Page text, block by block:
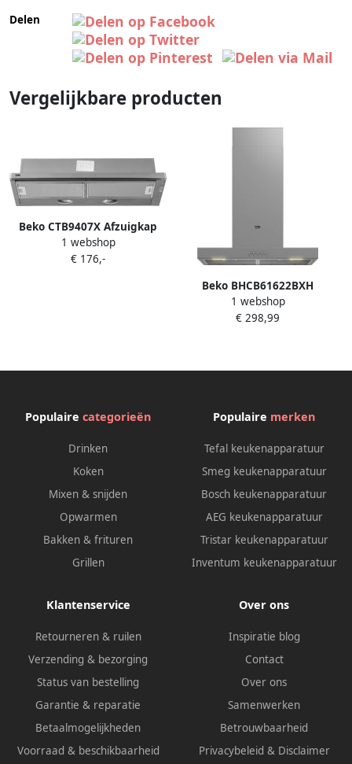
Delen
Vergelijkbare producten
Beko CTB9407X Afzuigkap
geïntegreerd Grijs
1 webshop
€ 176,-
Beko BHCB61622BXH
afzuigkap Muurmontage
Roestvrijstaal 613 m³ uur B
1 webshop
€ 298,99
Populaire categorieën
Drinken
Koken
Mixen & snijden
Opwarmen
Bakken & frituren
Grillen
Populaire merken
Tefal keukenapparatuur
Smeg keukenapparatuur
Bosch keukenapparatuur
AEG keukenapparatuur
Tristar keukenapparatuur
Inventum keukenapparatuur
Klantenservice
Retourneren & ruilen
Verzending & bezorging
Status van bestelling
Garantie & reparatie
Betaalmogelijkheden
Voorraad & beschikbaarheid
Over ons
Inspiratie blog
Contact
Over ons
Samenwerken
Betrouwbaarheid
Privacybeleid & Disclaimer